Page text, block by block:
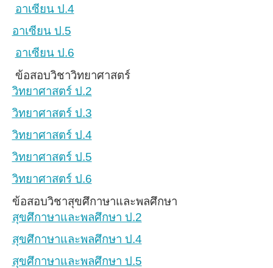
อาเซียน ป.4
อาเซียน ป.5
อาเซียน ป.6
ข้อสอบวิชาวิทยาศาสตร์
วิทยาศาสตร์ ป.2
วิทยาศาสตร์ ป.3
วิทยาศาสตร์ ป.4
วิทยาศาสตร์ ป.5
วิทยาศาสตร์ ป.6
ข้อสอบวิชาสุขศึกาษาและพลศึกษา
สุขศึกาษาและพลศึกษา ป.2
สุขศึกาษาและพลศึกษา ป.4
สุขศึกาษาและพลศึกษา ป.5